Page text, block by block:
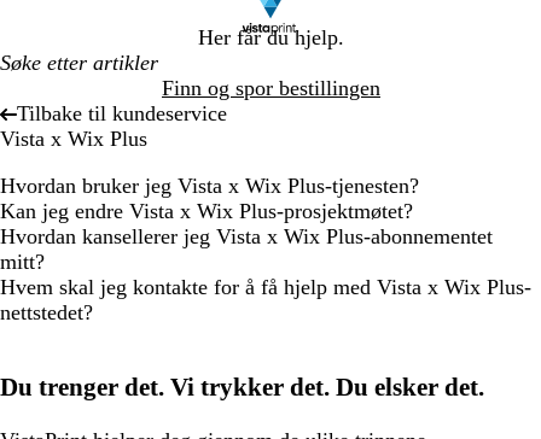
Her får du hjelp.
Finn og spor bestillingen
Tilbake til kundeservice
Vista x Wix Plus
Hvordan bruker jeg Vista x Wix Plus-tjenesten?
Kan jeg endre Vista x Wix Plus-prosjektmøtet?
Hvordan kansellerer jeg Vista x Wix Plus-abonnementet
mitt?
Hvem skal jeg kontakte for å få hjelp med Vista x Wix Plus-
nettstedet?
Du trenger det. Vi trykker det. Du elsker det.